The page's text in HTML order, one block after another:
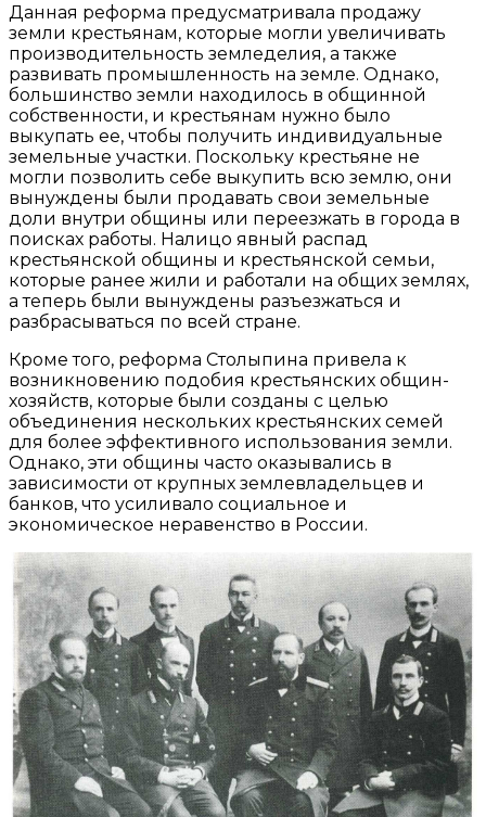
Данная реформа предусматривала продажу
земли крестьянам, которые могли увеличивать
производительность земледелия, а также
развивать промышленность на земле. Однако,
большинство земли находилось в общинной
собственности, и крестьянам нужно было
выкупать ее, чтобы получить индивидуальные
земельные участки. Поскольку крестьяне не
могли позволить себе выкупить всю землю, они
вынуждены были продавать свои земельные
доли внутри общины или переезжать в города в
поисках работы. Налицо явный распад
крестьянской общины и крестьянской семьи,
которые ранее жили и работали на общих землях,
а теперь были вынуждены разъезжаться и
разбрасываться по всей стране.
Кроме того, реформа Столыпина привела к
возникновению подобия крестьянских общин-
хозяйств, которые были созданы с целью
объединения нескольких крестьянских семей
для более эффективного использования земли.
Однако, эти общины часто оказывались в
зависимости от крупных землевладельцев и
банков, что усиливало социальное и
экономическое неравенство в России.